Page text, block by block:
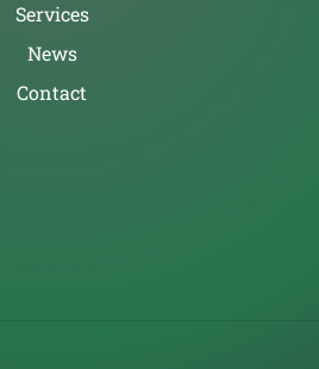
Services
News
Contact